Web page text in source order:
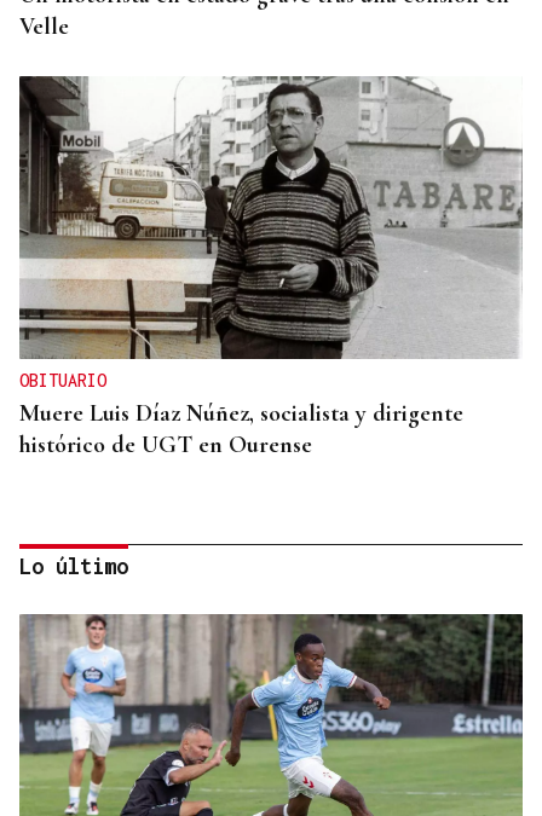
Velle
OBITUARIO
Muere Luis Díaz Núñez, socialista y dirigente
histórico de UGT en Ourense
CANEDO
Lo último